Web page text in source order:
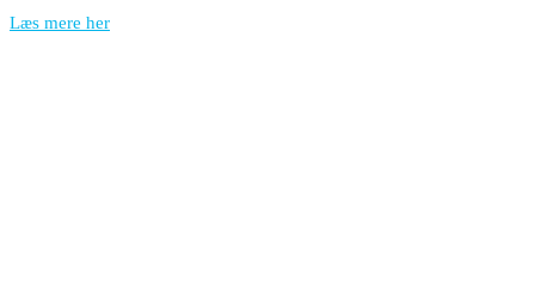
Læs mere her